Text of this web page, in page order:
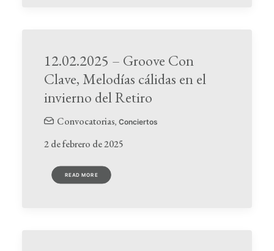
12.02.2025 – Groove Con
Clave, Melodías cálidas en el
invierno del Retiro
Convocatorias, Conciertos
2 de febrero de 2025
READ MORE